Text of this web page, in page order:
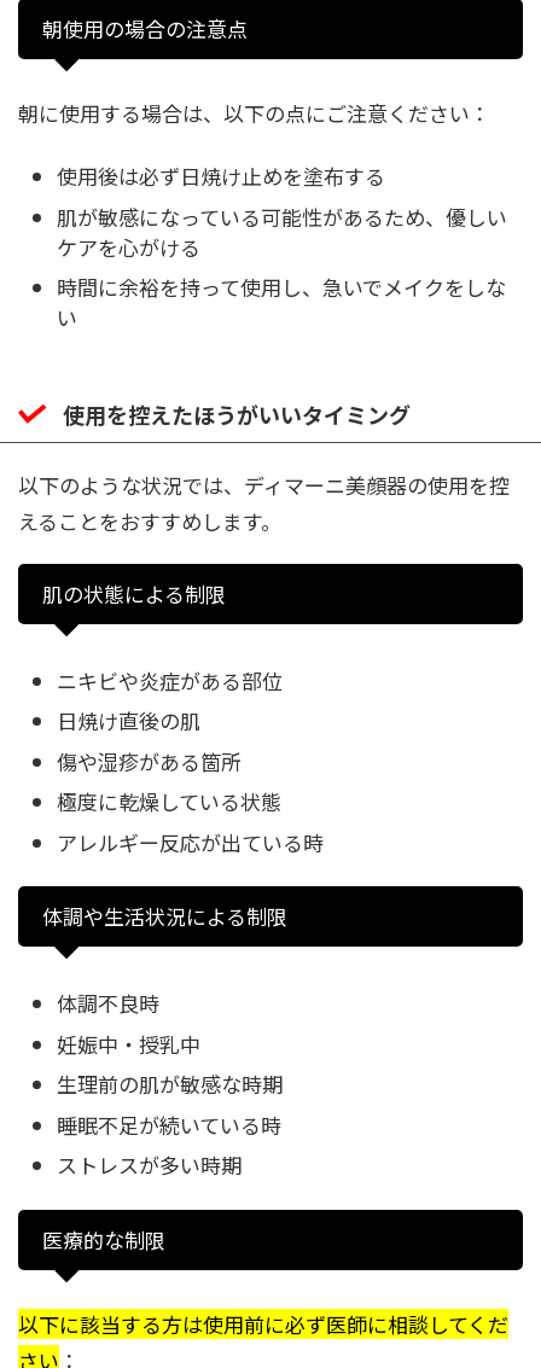
朝使用の場合の注意点
朝に使用する場合は、以下の点にご注意ください：
使用後は必ず日焼け止めを塗布する
肌が敏感になっている可能性があるため、優しい
ケアを心がける
時間に余裕を持って使用し、急いでメイクをしな
い
使用を控えたほうがいいタイミング
以下のような状況では、ディマーニ美顔器の使用を控
えることをおすすめします。
肌の状態による制限
ニキビや炎症がある部位
日焼け直後の肌
傷や湿疹がある箇所
極度に乾燥している状態
アレルギー反応が出ている時
体調や生活状況による制限
体調不良時
妊娠中・授乳中
生理前の肌が敏感な時期
睡眠不足が続いている時
ストレスが多い時期
医療的な制限
以下に該当する方は使用前に必ず医師に相談してくだ
さい ：